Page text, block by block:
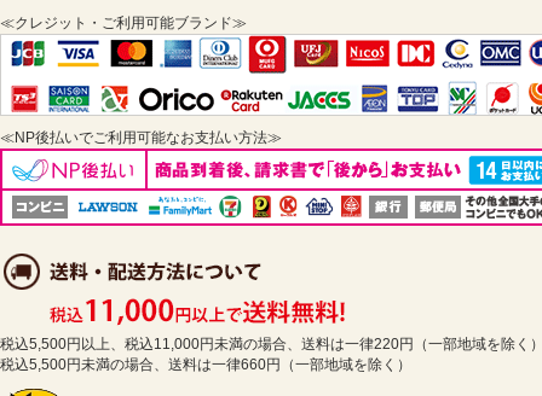
≪クレジット・ご利用可能ブランド≫
≪NP後払いでご利用可能なお支払い方法≫
税込5,500円以上、税込11,000円未満の場合、送料は一律220円（一部地域を除く
税込5,500円未満の場合、送料は一律660円（一部地域を除く）